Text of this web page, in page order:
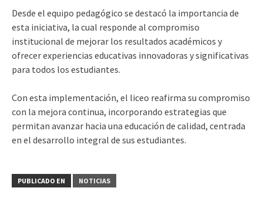
Desde el equipo pedagógico se destacó la importancia de
esta iniciativa, la cual responde al compromiso
institucional de mejorar los resultados académicos y
ofrecer experiencias educativas innovadoras y significativas
para todos los estudiantes.
Con esta implementación, el liceo reafirma su compromiso
con la mejora continua, incorporando estrategias que
permitan avanzar hacia una educación de calidad, centrada
en el desarrollo integral de sus estudiantes.
PUBLICADO EN NOTICIAS